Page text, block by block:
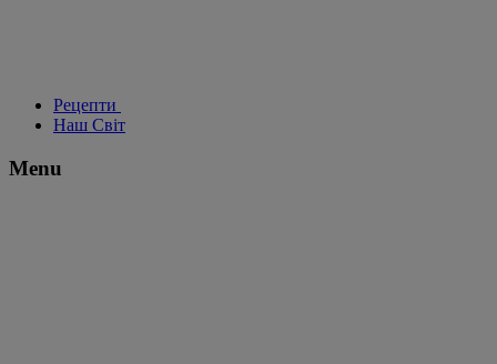
Рецепти
Наш Світ
Menu